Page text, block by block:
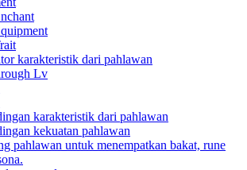
karakteristik dari pahlawan
Lv
karakteristik dari pahlawan
kekuatan pahlawan
pahlawan untuk menempatkan bakat, rune